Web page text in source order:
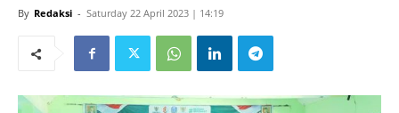
By Redaksi - Saturday 22 April 2023 | 14:19